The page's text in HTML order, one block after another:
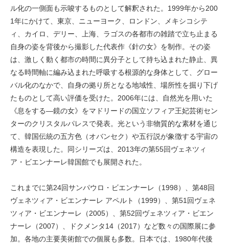
ル化の一側面も示唆するものとして解釈された。1999年から200
1年にかけて、東京、ニューヨーク、ロンドン、メキシコシテ
ィ、カイロ、デリー、上海、ラゴスの各都市の雑踏で立ち止まる
自身の姿を背後から撮影した代表作《針の女》を制作。その姿
は、激しく動く都市の時間に異分子として持ち込まれた静止、異
なる時間軸に編み込まれた呼吸する根源的な身体として、グロー
バル化のなかで、自身の拠り所となる地域性、場所性を掘り下げ
たものとして高い評価を受けた。2006年には、自然光を用いた
《息をする—鏡の女》をマドリードの国立ソフィア王妃芸術セン
ターのクリスタルパレスで発表。光という非物質的な素材を通じ
て、韓国伝統の五方色（オバンセク）や五行説が象徴する宇宙の
構造を表現した。同シリーズは、2013年の第55回ヴェネツィ
ア・ビエンナーレ韓国館でも展開された。
これまでに第24回サンパウロ・ビエンナーレ（1998）、第48回
ヴェネツィア・ビエンナーレ アペルト（1999）、第51回ヴェネ
ツィア・ビエンナーレ（2005）、第52回ヴェネツィア・ビエン
ナーレ（2007）、ドクメンタ14（2017）など数々の国際展に参
加。各地の主要美術館での個展も多数。日本では、1980年代後